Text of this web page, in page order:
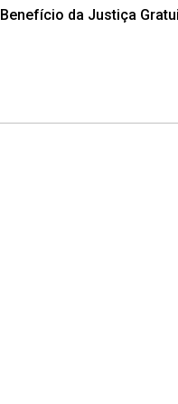
Benefício da Justiça